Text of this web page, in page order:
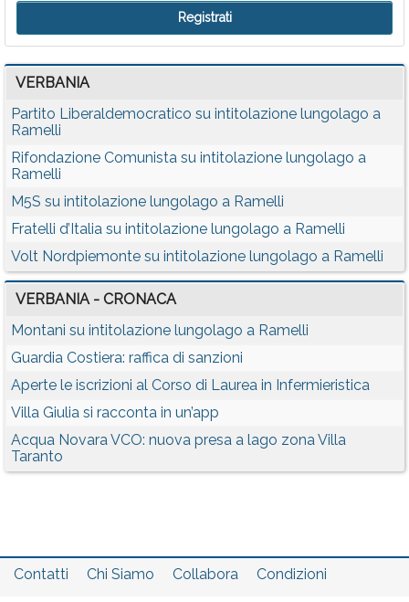
VERBANIA
Partito Liberaldemocratico su intitolazione lungolago a
Ramelli
Rifondazione Comunista su intitolazione lungolago a
Ramelli
M5S su intitolazione lungolago a Ramelli
Fratelli d’Italia su intitolazione lungolago a Ramelli
Volt Nordpiemonte su intitolazione lungolago a Ramelli
VERBANIA - CRONACA
Montani su intitolazione lungolago a Ramelli
Guardia Costiera: raffica di sanzioni
Aperte le iscrizioni al Corso di Laurea in Infermieristica
Villa Giulia si racconta in un’app
Acqua Novara VCO: nuova presa a lago zona Villa
Taranto
Contatti Chi Siamo Collabora
Condizioni